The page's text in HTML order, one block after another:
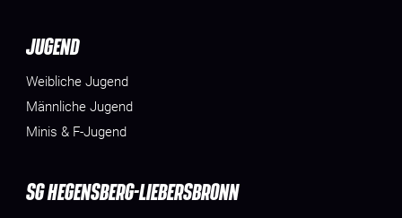
JUGEND
Weibliche Jugend
Männliche Jugend
Minis & F-Jugend
SG HEGENSBERG-LIEBERSBRONN